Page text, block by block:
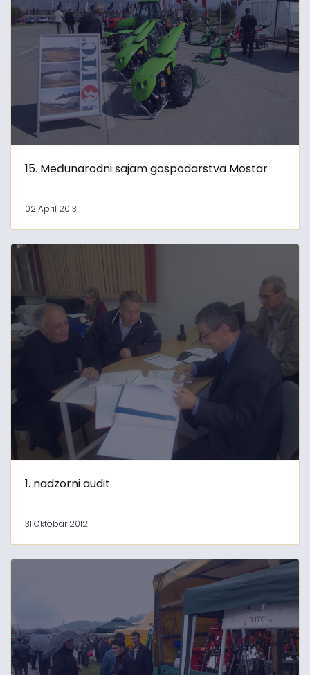
15. Međunarodni sajam gospodarstva Mostar
02 April 2013
1. nadzorni audit
31 Oktobar 2012